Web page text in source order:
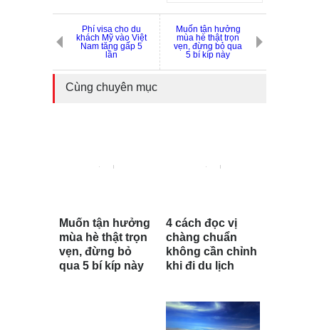
Phí visa cho du
khách Mỹ vào Việt
Nam tăng gấp 5
lần
Muốn tận hưởng
mùa hè thật trọn
vẹn, đừng bỏ qua
5 bí kíp này
Cùng chuyên mục
Muốn tận hưởng
mùa hè thật trọn
vẹn, đừng bỏ
qua 5 bí kíp này
4 cách đọc vị
chàng chuẩn
không cần chỉnh
khi đi du lịch